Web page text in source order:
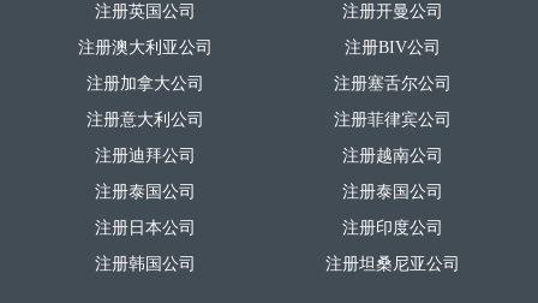
注册英国公司
注册澳大利亚公司
注册加拿大公司
注册开曼公司
注册BIV公司
注册塞舌尔公司
注册意大利公司
注册迪拜公司
注册泰国公司
注册日本公司
注册韩国公司
注册菲律宾公司
注册越南公司
注册泰国公司
注册印度公司
注册坦桑尼亚公司